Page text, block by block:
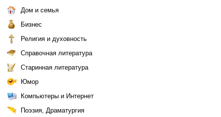
Дом и семья
Бизнес
Религия и духовность
Справочная литература
Старинная литература
Юмор
Компьютеры и Интернет
Поэзия, Драматургия